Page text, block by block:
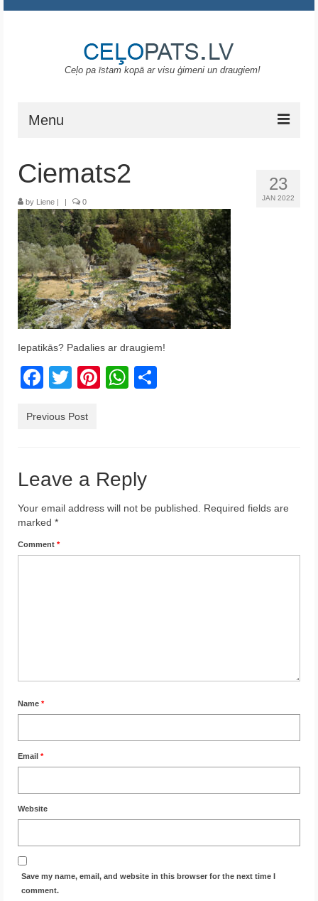
Ceļo pa īstam kopā ar visu ģimeni un draugiem!
Menu
Portugāle
ASV
Melnkalne
Grieķija
Austrija
Itālija
Latvija
Indonēzija
23
JAN 2022
Ciemats2
by Liene | | 0
Iepatikās? Padalies ar draugiem!
Facebook
TwitterPinterest
WhatsApp
Previous Post
Leave a Reply
Your email address will not be published.
Required fields are
marked *
Comment *
Name *
Email *
Website
Save my name, email, and website in this browser for the next time I
comment.